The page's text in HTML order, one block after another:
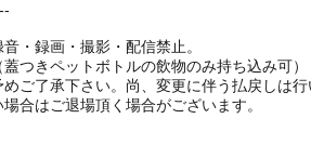
・録画・撮影・配信禁止。
つきペットボトルの飲物のみ持ち込み可）
ご了承下さい。尚、変更に伴う払戻しは行
合はご退場頂く場合がございます。